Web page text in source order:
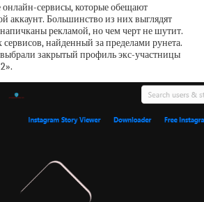
сервисы, которые обещают
аккаунт. Большинство из них выглядят
рекламой, но чем черт не шутит.
найденный за пределами рунета.
закрытый профиль экс-участницы